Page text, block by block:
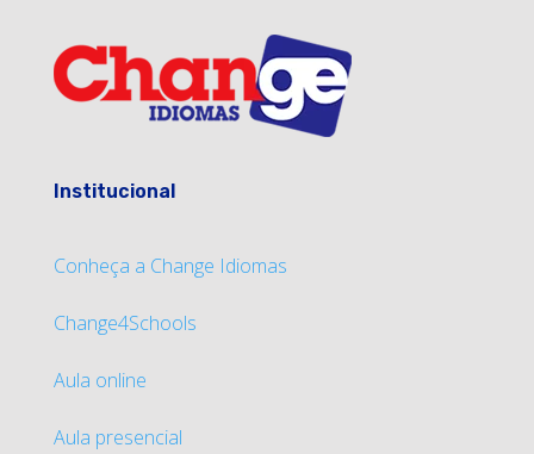
Institucional
Conheça a Change Idiomas
Change4Schools
Aula online
Aula presencial